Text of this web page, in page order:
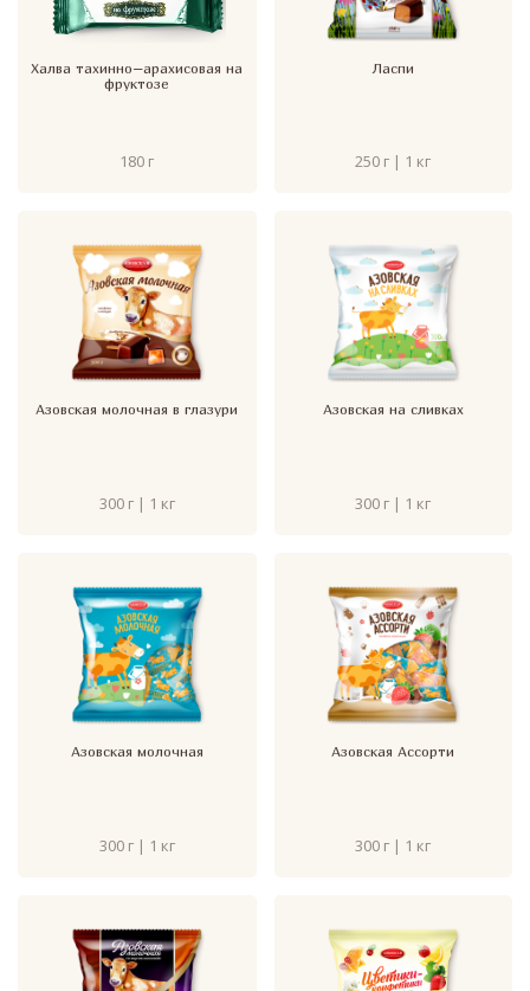
Халва тахинно–арахисовая на
фруктозе
180 г
Ласпи
250 г | 1 кг
Азовская молочная в глазури
300 г | 1 кг
Азовская на сливках
300 г | 1 кг
Азовская молочная
300 г | 1 кг
Азовская Ассорти
300 г | 1 кг